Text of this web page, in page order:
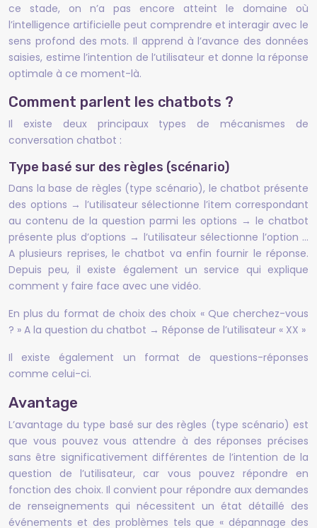
ce stade, on n’a pas encore atteint le domaine où
l’intelligence artificielle peut comprendre et interagir avec le
sens profond des mots. Il apprend à l’avance des données
saisies, estime l’intention de l’utilisateur et donne la réponse
optimale à ce moment-là.
Comment parlent les chatbots ?
Il existe deux principaux types de mécanismes de
conversation chatbot :
Type basé sur des règles (scénario)
Dans la base de règles (type scénario), le chatbot présente
des options → l’utilisateur sélectionne l’item correspondant
au contenu de la question parmi les options → le chatbot
présente plus d’options → l’utilisateur sélectionne l’option …
A plusieurs reprises, le chatbot va enfin fournir le réponse.
Depuis peu, il existe également un service qui explique
comment y faire face avec une vidéo.
En plus du format de choix des choix « Que cherchez-vous
? » A la question du chatbot → Réponse de l’utilisateur « XX »
Il existe également un format de questions-réponses
comme celui-ci.
Avantage
L’avantage du type basé sur des règles (type scénario) est
que vous pouvez vous attendre à des réponses précises
sans être significativement différentes de l’intention de la
question de l’utilisateur, car vous pouvez répondre en
fonction des choix. Il convient pour répondre aux demandes
de renseignements qui nécessitent un état détaillé des
événements et des problèmes tels que « dépannage des